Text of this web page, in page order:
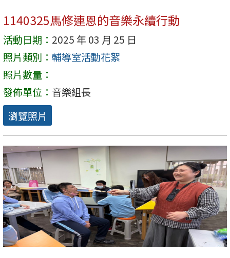
1140325馬修連恩的音樂永續行動
活動日期： 2025 年 03 月 25 日
照片類別： 輔導室活動花絮
照片數量：
發佈單位： 音樂組長
瀏覽照片